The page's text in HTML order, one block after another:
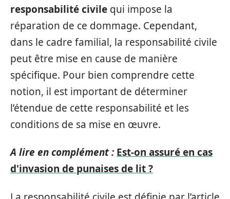
responsabilité civile qui impose la
réparation de ce dommage. Cependant,
dans le cadre familial, la responsabilité civile
peut être mise en cause de manière
spécifique. Pour bien comprendre cette
notion, il est important de déterminer
l’étendue de cette responsabilité et les
conditions de sa mise en œuvre.
A lire en complément : Est-on assuré en cas
d'invasion de punaises de lit ?